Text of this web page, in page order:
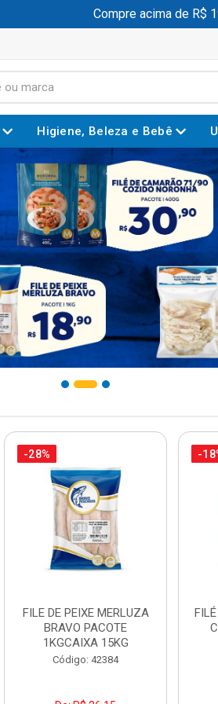
Compre acima de R$ 199,00 e
Higiene, Beleza e Bebê
-28%
FILE DE PEIXE MERLUZA
BRAVO PACOTE
1KGCAIXA 15KG
Código: 42384
-